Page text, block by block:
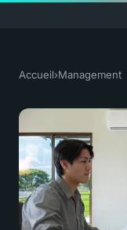
Accueil›Management